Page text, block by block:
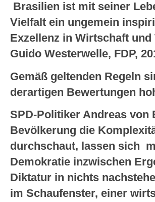
Brasilien ist mit seiner
Vielfalt ein ungemein
Exzellenz in Wirtschaft
Guido Westerwelle, FDP,
Gemäß geltenden Regeln
derartigen Bewertungen
SPD-Politiker Andreas von
Bevölkerung die
durchschaut, lassen sich
Demokratie inzwischen
Diktatur in nichts
im Schaufenster, einer